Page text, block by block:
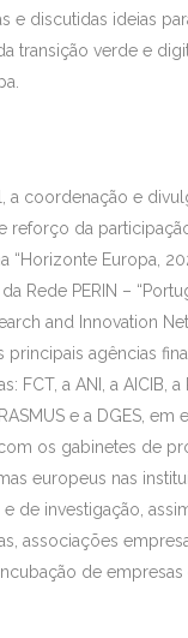
e discutidas ideias
transição verde e
a coordenação e
reforço da
“Horizonte Europa,
Rede PERIN –
and Innovation
principais agências
FCT, a ANI, a AICIB, a
e a DGES, em
os gabinetes de
europeus nas
e de investigação,
associações
de empresas